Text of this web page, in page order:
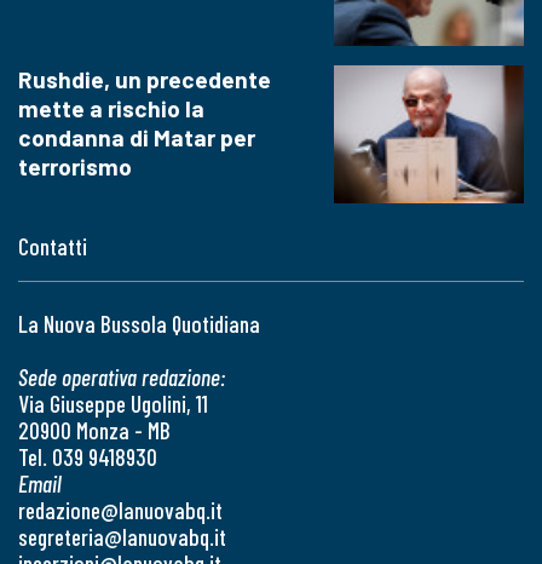
Contatti
La Nuova Bussola Quotidiana
Sede operativa redazione:
Via Giuseppe Ugolini, 11
20900 Monza - MB
Tel. 039 9418930
Email
redazione@lanuovabq.it
segreteria@lanuovabq.it
Rushdie, un precedente
mette a rischio la
condanna di Matar per
terrorismo